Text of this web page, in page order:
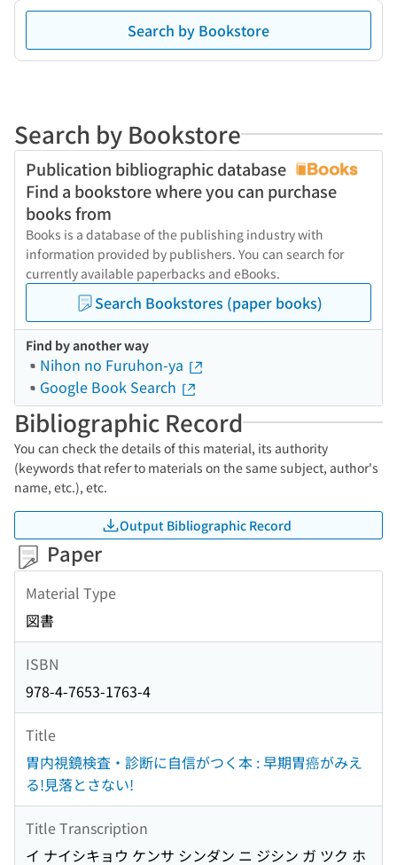
Search by Bookstore
Search by Bookstore
Publication bibliographic database
Find a bookstore where you can purchase
books from
Books is a database of the publishing industry with
information provided by publishers. You can search for
currently available paperbacks and eBooks.
Search Bookstores (paper books)
Find by another way
Nihon no Furuhon-ya
Google Book Search
Bibliographic Record
You can check the details of this material, its authority
(keywords that refer to materials on the same subject, author's
name, etc.), etc.
Output Bibliographic Record
Paper
Material Type
図書
ISBN
978-4-7653-1763-4
Title
胃内視鏡検査・診断に自信がつく本 : 早期胃癌がみえ
る!見落とさない!
Title Transcription
イ ナイシキョウ ケンサ シンダン ニ ジシン ガ ツク ホ